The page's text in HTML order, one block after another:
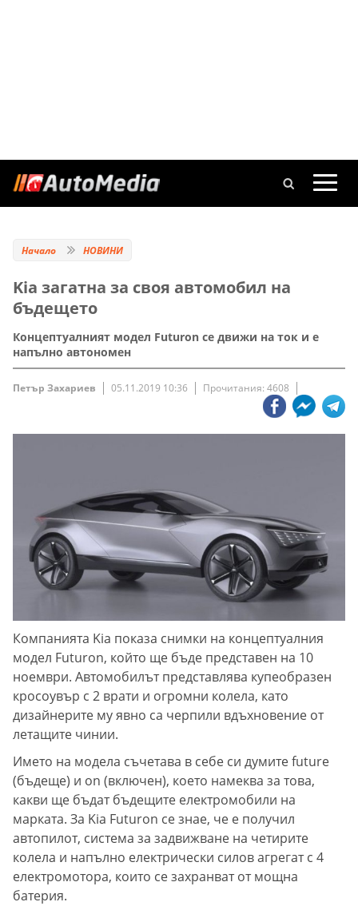
Начало НОВИНИ
Kia загатна за своя автомобил на
бъдещето
Концептуалният модел Futuron се движи на ток и е
напълно автономен
Петър Захариев 05.11.2019 10:36 Прочитания: 4608
Компанията Kia показа снимки на концептуалния
модел Futuron, който ще бъде представен на 10
ноември. Автомобилът представлява купеобразен
кросоувър с 2 врати и огромни колела, като
дизайнерите му явно са черпили вдъхновение от
летащите чинии.
Името на модела съчетава в себе си думите future
(бъдеще) и on (включен), което намеква за това,
какви ще бъдат бъдещите електромобили на
марката. За Kia Futuron се знае, че е получил
автопилот, система за задвижване на четирите
колела и напълно електрически силов агрегат с 4
електромотора, които се захранват от мощна
батерия.